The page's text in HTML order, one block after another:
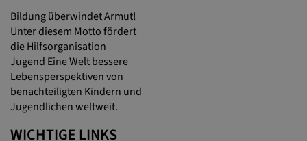
Bildung überwindet Armut!
Unter diesem Motto fördert
die Hilfsorganisation
Jugend Eine Welt bessere
Lebensperspektiven von
benachteiligten Kindern und
Jugendlichen weltweit.
WICHTIGE LINKS